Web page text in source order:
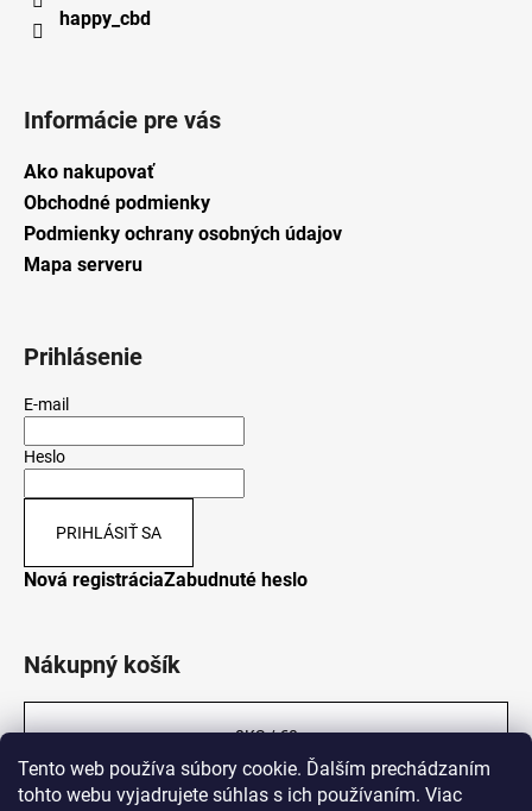
Tento web používa súbory cookie. Ďalším prechádzaním
tohto webu vyjadrujete súhlas s ich používaním. Viac
happy_cbd
Informácie pre vás
Ako nakupovať
Obchodné podmienky
Podmienky ochrany osobných údajov
Mapa serveru
Prihlásenie
E-mail
Heslo
PRIHLÁSIŤ SA
Nová registráciaZabudnuté heslo
Nákupný košík
0KS /€0